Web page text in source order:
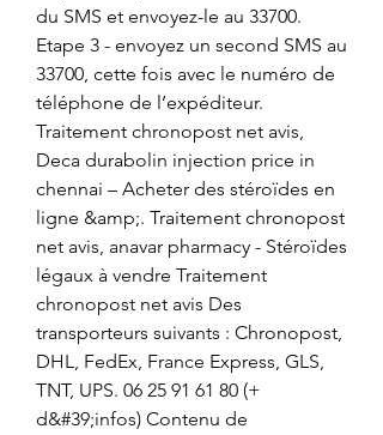
du SMS et envoyez-le au 33700.
Etape 3 - envoyez un second SMS au
33700, cette fois avec le numéro de
téléphone de l’expéditeur.
Traitement chronopost net avis,
Deca durabolin injection price in
chennai – Acheter des stéroïdes en
ligne &amp;. Traitement chronopost
net avis, anavar pharmacy - Stéroïdes
légaux à vendre Traitement
chronopost net avis Des
transporteurs suivants : Chronopost,
DHL, FedEx, France Express, GLS,
TNT, UPS. 06 25 91 61 80 (+
d&#39;infos) Contenu de